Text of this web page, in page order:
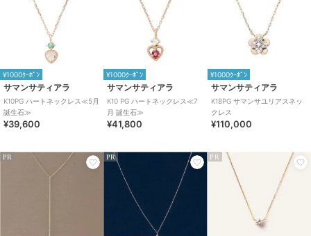
¥1000ｸｰﾎﾟﾝ
サマンサティアラ
K10PG ハートネックレス≪5月
誕生石≫
¥39,600
¥1000ｸｰﾎﾟﾝ
サマンサティアラ
K10 PG ハートネックレス≪7
月 誕生石≫
¥41,800
¥1000ｸｰﾎﾟﾝ
サマンサティアラ
K18PG サマンサユリアスネッ
クレス
¥110,000
PR PR PR